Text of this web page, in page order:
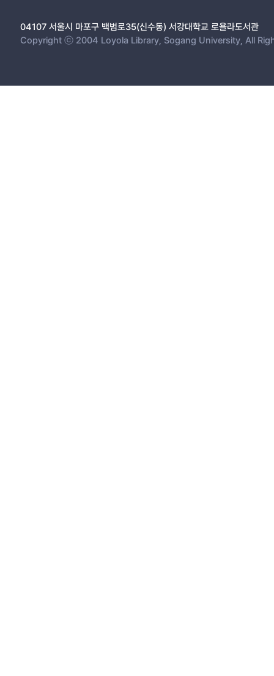
04107 서울시 마포구 백범로35(신수동) 서강대학교 로욜라도서관
Copyright ⓒ 2004 Loyola Library, Sogang University, All